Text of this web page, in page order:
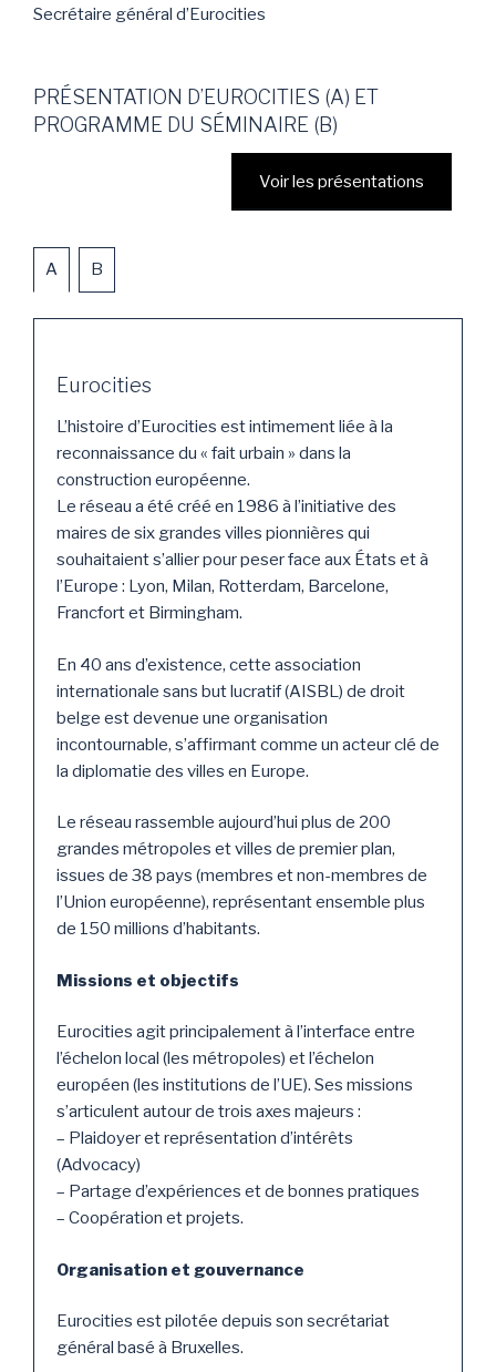
Secrétaire général d’Eurocities
PRÉSENTATION D’EUROCITIES (A) ET
PROGRAMME DU SÉMINAIRE (B)
Voir les présentations
A B
Eurocities
L’histoire d’Eurocities est intimement liée à la
reconnaissance du « fait urbain » dans la
construction européenne.
Le réseau a été créé en 1986 à l’initiative des
maires de six grandes villes pionnières qui
souhaitaient s’allier pour peser face aux États et à
l’Europe : Lyon, Milan, Rotterdam, Barcelone,
Francfort et Birmingham.
En 40 ans d’existence, cette association
internationale sans but lucratif (AISBL) de droit
belge est devenue une organisation
incontournable, s’affirmant comme un acteur clé de
la diplomatie des villes en Europe.
Le réseau rassemble aujourd’hui plus de 200
grandes métropoles et villes de premier plan,
issues de 38 pays (membres et non-membres de
l’Union européenne), représentant ensemble plus
de 150 millions d’habitants.
Missions et objectifs
Eurocities agit principalement à l’interface entre
l’échelon local (les métropoles) et l’échelon
européen (les institutions de l’UE). Ses missions
s’articulent autour de trois axes majeurs :
– Plaidoyer et représentation d’intérêts
(Advocacy)
– Partage d’expériences et de bonnes pratiques
– Coopération et projets.
Organisation et gouvernance
Eurocities est pilotée depuis son secrétariat
général basé à Bruxelles.